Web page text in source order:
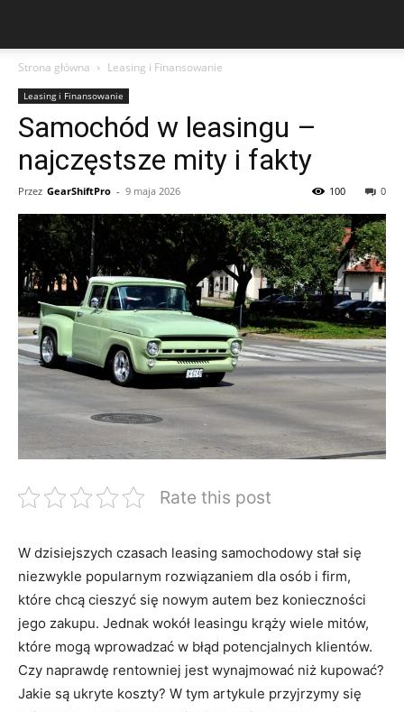
Strona główna Leasing i Finansowanie
Leasing i Finansowanie
Samochód w leasingu –
najczęstsze mity i fakty
Przez GearShiftPro - 9 maja 2026 0
100
Rate this post
W dzisiejszych ⁢czasach leasing samochodowy stał się
niezwykle popularnym rozwiązaniem ⁤dla osób i firm,
które⁢ chcą ⁤cieszyć ‍się nowym autem bez konieczności‍
jego zakupu. Jednak wokół leasingu krąży wiele mitów,
które mogą wprowadzać w błąd potencjalnych klientów.
Czy naprawdę rentowniej jest⁣ wynajmować‍ niż kupować?
Jakie są ukryte koszty? W tym artykule przyjrzymy się